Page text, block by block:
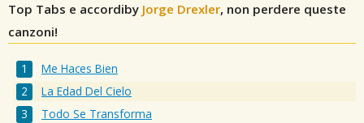
Top Tabs e accordiby Jorge Drexler, non perdere queste
canzoni!
Me Haces Bien
La Edad Del Cielo
Todo Se Transforma